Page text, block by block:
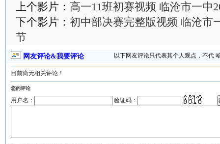
上个影片： 高一11班初赛视频 临沧市一中
下个影片： 初中部决赛完整版视频 临沧市
节
网友评论&我要评论 以下网友评论只代表其个人观点，不代
目前尚无相关评论！
您的评论
用户名： 验证码：